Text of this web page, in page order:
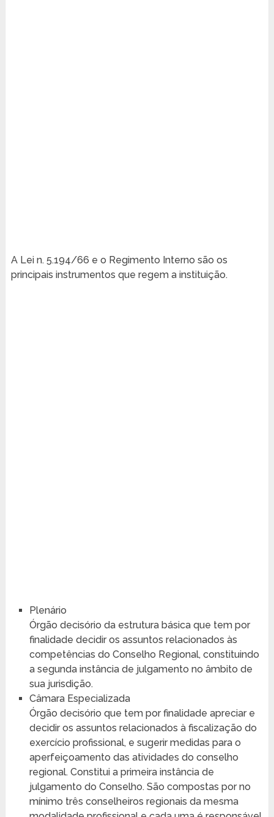
A Lei n. 5.194/66 e o Regimento Interno são os
principais instrumentos que regem a instituição.
Plenário
Órgão decisório da estrutura básica que tem por
finalidade decidir os assuntos relacionados às
competências do Conselho Regional, constituindo
a segunda instância de julgamento no âmbito de
sua jurisdição.
Câmara Especializada
Órgão decisório que tem por finalidade apreciar e
decidir os assuntos relacionados à fiscalização do
exercício profissional, e sugerir medidas para o
aperfeiçoamento das atividades do conselho
regional. Constitui a primeira instância de
julgamento do Conselho. São compostas por no
mínimo três conselheiros regionais da mesma